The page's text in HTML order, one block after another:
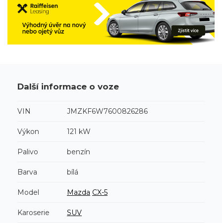
Další informace o voze
VIN JMZKF6W7600826286
Výkon 121 kW
Palivo benzín
Barva bílá
Model Mazda CX-5
Karoserie SUV